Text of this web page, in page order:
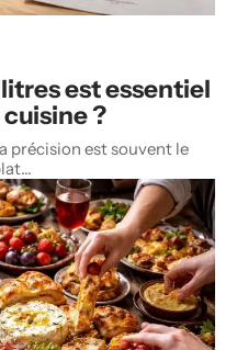
est essentiel
?
précision est souvent le
…